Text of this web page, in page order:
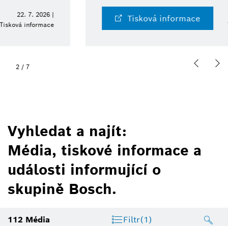
Tisková informace
10. 6. 2026 |
2 / 7
Vyhledat a najít:
Média, tiskové informace a
události informující o
skupině Bosch.
112 Média Filtr(1)